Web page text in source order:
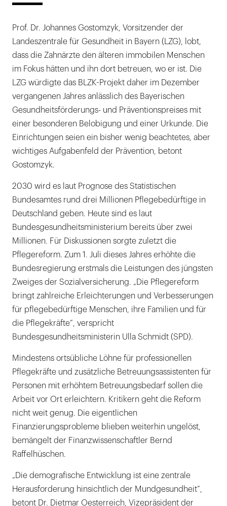
Prof. Dr. Johannes Gostomzyk, Vorsitzender der
Landeszentrale für Gesundheit in Bayern (LZG), lobt,
dass die Zahnärzte den älteren immobilen Menschen
im Fokus hätten und ihn dort betreuen, wo er ist. Die
LZG würdigte das BLZK-Projekt daher im Dezember
vergangenen Jahres anlässlich des Bayerischen
Gesundheitsförderungs- und Präventionspreises mit
einer besonderen Belobigung und einer Urkunde. Die
Einrichtungen seien ein bisher wenig beachtetes, aber
wichtiges Aufgabenfeld der Prävention, betont
Gostomzyk.
2030 wird es laut Prognose des Statistischen
Bundesamtes rund drei Millionen Pflegebedürftige in
Deutschland geben. Heute sind es laut
Bundesgesundheitsministerium bereits über zwei
Millionen. Für Diskussionen sorgte zuletzt die
Pflegereform. Zum 1. Juli dieses Jahres erhöhte die
Bundesregierung erstmals die Leistungen des jüngsten
Zweiges der Sozialversicherung. „Die Pflegereform
bringt zahlreiche Erleichterungen und Verbesserungen
für pflegebedürftige Menschen, ihre Familien und für
die Pflegekräfte“, verspricht
Bundesgesundheitsministerin Ulla Schmidt (SPD).
Mindestens ortsübliche Löhne für professionellen
Pflegekräfte und zusätzliche Betreuungsassistenten für
Personen mit erhöhtem Betreuungsbedarf sollen die
Arbeit vor Ort erleichtern. Kritikern geht die Reform
nicht weit genug. Die eigentlichen
Finanzierungsprobleme blieben weiterhin ungelöst,
bemängelt der Finanzwissenschaftler Bernd
Raffelhüschen.
„Die demografische Entwicklung ist eine zentrale
Herausforderung hinsichtlich der Mundgesundheit“,
betont Dr. Dietmar Oesterreich, Vizepräsident der